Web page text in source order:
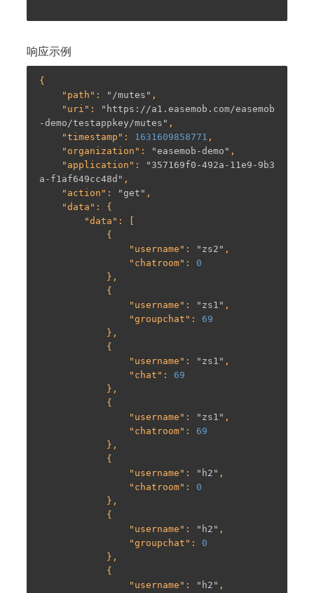
响应示例
{
    "
path ": "/mutes" ,
    "
uri ":
"https://a1.easemob.com/easemob
-demo/testappkey/mutes" ,
    "
timestamp ": 1631609858771 ,
    "
organization ": "easemob-demo" ,
    "
application ":
"357169f0-492a-11e9-9b3
a-f1af649cc48d" ,
    "
action ": "get" ,
    "
data ": {
        "
data ": [
                "
username ": "zs2" ,
                "
chatroom": 0
                "
username ": "zs1" ,
                "
groupchat ": 69
                "
username ": "zs1" ,
                "
chat ": 69
                "
username ": "zs1" ,
                "
chatroom": 69
                "
username ": "h2" ,
                "
chatroom": 0
                "
username ": "h2" ,
                "
groupchat ": 0
                "
username ": "h2" ,